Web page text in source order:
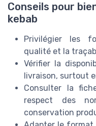
Conseils pour
kebab
Privilégier les
qualité et la
Vérifier la
livraison, surtout
Consulter la
respect des
conservation